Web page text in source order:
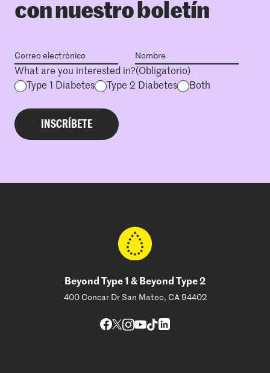
con nuestro boletín
What are you interested in?(Obligatorio)
Type 1 Diabetes
Type 2 Diabetes Both
Beyond Type 1 & Beyond Type 2
400 Concar Dr San Mateo, CA 94402